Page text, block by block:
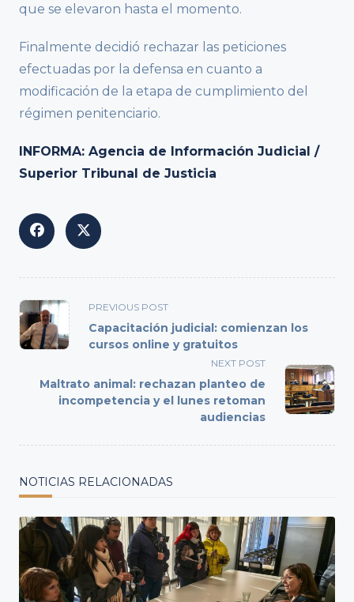
que se elevaron hasta el momento.
Finalmente decidió rechazar las peticiones
efectuadas por la defensa en cuanto a
modificación de la etapa de cumplimiento del
régimen penitenciario.
INFORMA: Agencia de Información Judicial /
Superior Tribunal de Justicia
<span
class="nav-
subtitle
reader-
text">Page</span>
PREVIOUS POST
Capacitación judicial: comienzan los
cursos online y gratuitos
NEXT POST
Maltrato animal: rechazan planteo de
incompetencia y el lunes retoman
audiencias
NOTICIAS RELACIONADAS